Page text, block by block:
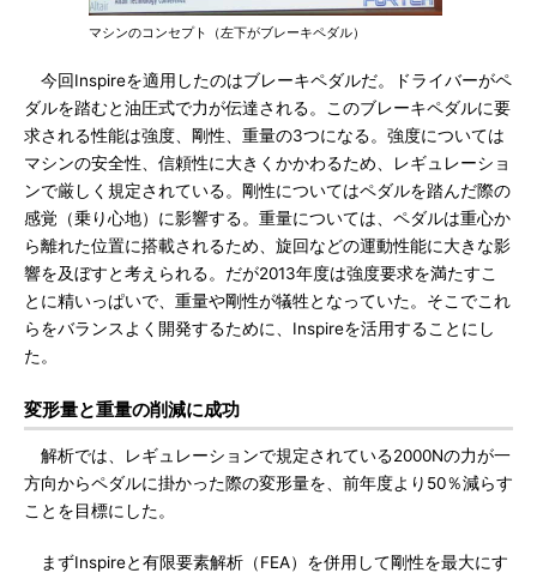
マシンのコンセプト（左下がブレーキペダル）
今回Inspireを適用したのはブレーキペダルだ。ドライバーがペ
ダルを踏むと油圧式で力が伝達される。このブレーキペダルに要
求される性能は強度、剛性、重量の3つになる。強度については
マシンの安全性、信頼性に大きくかかわるため、レギュレーショ
ンで厳しく規定されている。剛性についてはペダルを踏んだ際の
感覚（乗り心地）に影響する。重量については、ペダルは重心か
ら離れた位置に搭載されるため、旋回などの運動性能に大きな影
響を及ぼすと考えられる。だが2013年度は強度要求を満たすこ
とに精いっぱいで、重量や剛性が犠牲となっていた。そこでこれ
らをバランスよく開発するために、Inspireを活用することにし
た。
変形量と重量の削減に成功
解析では、レギュレーションで規定されている2000Nの力が一
方向からペダルに掛かった際の変形量を、前年度より50％減らす
ことを目標にした。
まずInspireと有限要素解析（FEA）を併用して剛性を最大にす